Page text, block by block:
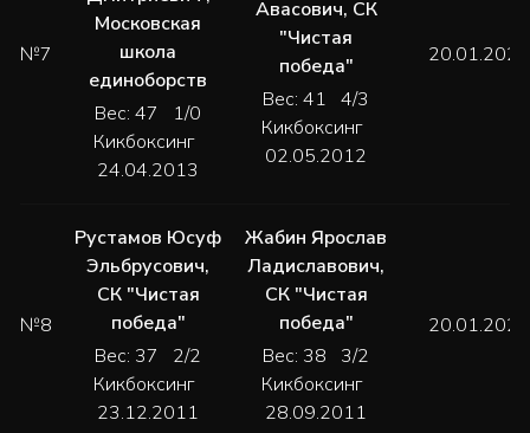
№7
Московская
школа
единоборств
Вес: 47 1/0
Кикбоксинг
24.04.2013
Авасович, СК
"Чистая
победа"
Вес: 41 4/3
Кикбоксинг
02.05.2012
20.01.2024
№8
Рустамов Юсуф
Эльбрусович,
СК "Чистая
победа"
Вес: 37 2/2
Кикбоксинг
23.12.2011
Жабин Ярослав
Ладиславович,
СК "Чистая
победа"
Вес: 38 3/2
Кикбоксинг
28.09.2011
20.01.2024